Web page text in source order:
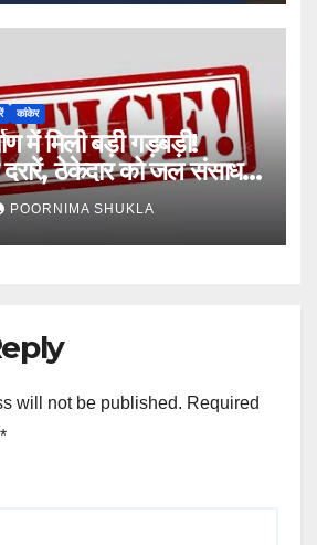
कांकेर
में मिली बड़ी गड़बड़ी!
दरारें, ठेकेदार को जल संसाधन
POORNIMA SHUKLA
will not be published. Required
*